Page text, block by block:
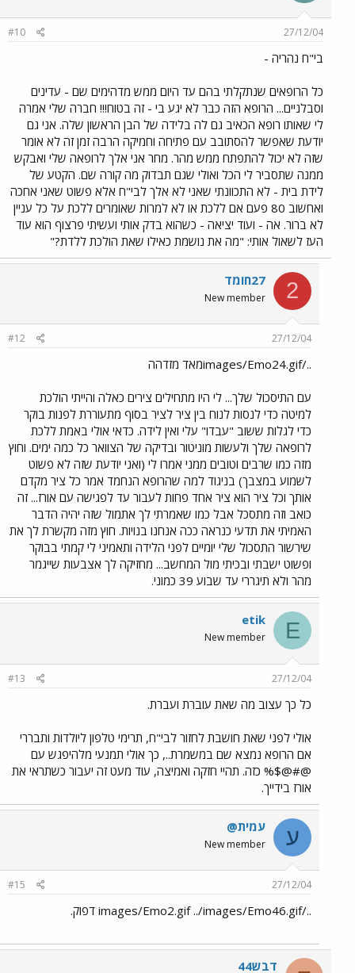
27/12/04
#10
בי"ח נהריה -
כל הרופאים שנתקלתי בהם עד היום ממש מדהימים שם - עדינים
וסבלניים... הרופא הזה כבר לא יגע בי - זה בטוח!!! חברה שלי אמרה
לי שאותו רופא הכאיב גם לה בלידה של הבן הראשון שלה. אני גם
יודעת שאפשר להסתובב עם פתיחה וחמיקה הרבה זמן זה לא אומר
שזה לא יכול להתפתח ממש מהר. מחר אני אלך לרופאה שלי ואבקש
ממנה שתסביר לי הכל ואולי שגם תבדוק מה קורה שם. הקטע של
לידת בית - לא התכוונתי שאני לא אלך לבי"ח אלא פשוט שאני אחכה
ואחשוב 80 פעם אם ללכת או לא למרות שאומרים ללכת על כל עניין
לא ברור. אה - ועוד יציאה - כשהוא בדק אותי ועשיתי פרצוף הוא עוד
העז לשאול אותי: "מה את נושמת כאילו שאת הולכת ללדת?"
2 27חומד
New member
27/12/04
#12
../images/Emo24.gifמאד מזדהה
עם התיסכול שלך... לי היו מתחילים צירים כאלה והייתי הולכת
למיטה כדי לנסות לנוח בין ציר לציר בסוף מתעוררת לפנות בוקר
כדי לגלות ששוב "עבדו" עלי ואין לידה. כדאי אולי באמת ללכת
לרופאה שלך ולעשות מוניטור ובדיקה של הצוואר כל כמה ימים. וחוץ
מזה כמו שרבים וטובים ממני אמרו לי (ואני יודעת שזה לא פשוט
לשמוע במצבך) בניגוד למה שהרופא הנחמד אמר כל ציר מקדם
אותך וכל ציר הוא ציר אחד פחות לעבור עד לפגישה עם אורז... זה
כואב וזה מתסכל אבל כמו שאמרתי לך אתמול שזה יהיה הדבר
האמיתי את תדעי כנראה ככה אנחנו בנויות. חוץ מזה מקשרת לך את
שירשור התסכול שלי יומיים לפני הלידה ותאמיני לי קמתי בבוקר
ופשוט ישבתי ובכיתי מול המחשב... מחזיקה לך אצבעות שייגמר
מהר ולא תיגררי עד שבוע 39 כמוני.
E
etik
New member
27/12/04
#13
כל כך עצוב מה שאת עוברת ועברת.
אולי לפני שאת חושבת לחזור לבי"ח, תרימי טלפון ליולדות ותבררי
אם הרופא נמצא שם במשמרת.., כך אולי תמנעי מלהיפגש עם
@#@$% כזה. תהיי חזקה ואמיצה, עוד מעט זה יעבור כשתראי את
אורז בידייך.
ע עמית@
New member
27/12/04
#15
../images/Emo2.gif ../images/Emo46.gif דפוק.
דבש44